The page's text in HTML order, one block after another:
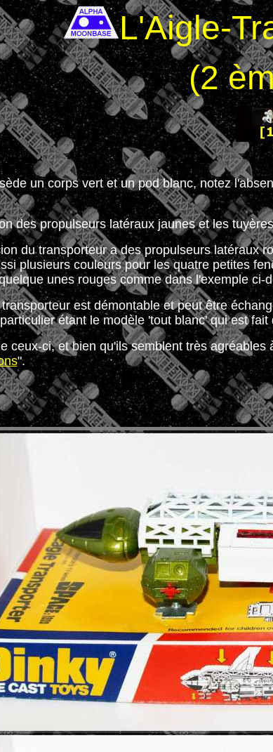
L'Aigle-
(2
un corps vert et un pod blanc, notez
des propulseurs latéraux jaunes et les
du transporteur a des propulseurs latéraux
plusieurs couleurs pour les quatre petites
unes rouges comme dans l'exemple ci-
est démontable et peut être
étant le modèle 'tout blanc' qui est
ceux-ci, et bien qu'ils semblent très
".